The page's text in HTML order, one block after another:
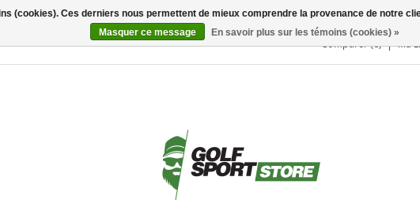
Comparer (0) Ma
(cookies). Ces derniers nous permettent de mieux comprendre la provenance de notre
Masquer ce message
En savoir plus sur les témoins (cookies) »